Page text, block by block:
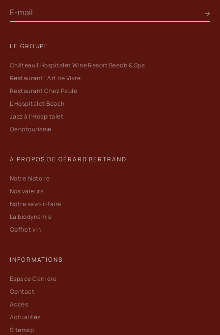
LE GROUPE
Château l’Hospitalet Wine Resort Beach & Spa
Restaurant l’Art de Vivre
Restaurant Chez Paule
L'Hospitalet Beach
Jazz à l’Hospitalet
Oenotourisme
A PROPOS DE GÉRARD BERTRAND
Notre histoire
Nos valeurs
Notre savoir-faire
La biodynamie
Coffret vin
INFORMATIONS
Espace Carrière
Contact
Accès
Actualités
Sitemap